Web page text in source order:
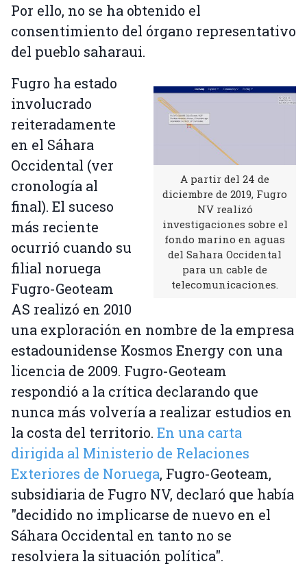
Por ello, no se ha obtenido el
consentimiento del órgano representativo
del pueblo saharaui.
A partir del 24 de
diciembre de 2019, Fugro
NV realizó
investigaciones sobre el
fondo marino en aguas
del Sahara Occidental
para un cable de
telecomunicaciones.
Fugro ha estado
involucrado
reiteradamente
en el Sáhara
Occidental (ver
cronología al
final). El suceso
más reciente
ocurrió cuando su
filial noruega
Fugro-Geoteam
AS realizó en 2010
una exploración en nombre de la empresa
estadounidense Kosmos Energy con una
licencia de 2009. Fugro-Geoteam
respondió a la crítica declarando que
nunca más volvería a realizar estudios en
la costa del territorio. En una carta
dirigida al Ministerio de Relaciones
Exteriores de Noruega, Fugro-Geoteam,
subsidiaria de Fugro NV, declaró que había
"decidido no implicarse de nuevo en el
Sáhara Occidental en tanto no se
resolviera la situación política".